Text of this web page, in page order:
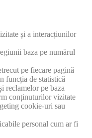
și a interacțiunilor
baza pe numărul
pe fiecare pagină
funcția de statistică
reclamelor pe baza
conținuturilor vizitate
cookie-uri sau
personal cum ar fi